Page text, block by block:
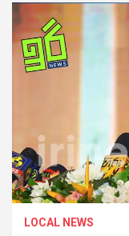
LOCAL NEWS